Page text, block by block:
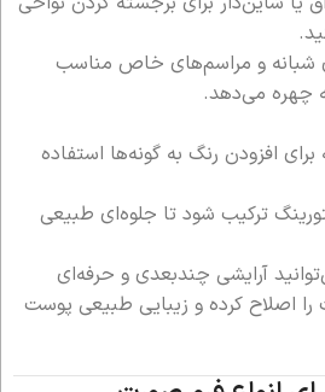
شبانه و مراسم‌های خاص مناسب
چهره می‌دهد.
برای افزودن رنگ به گونه‌ها استفاده
ترکیب شود تا جلوه‌ای طبیعی
آرایشی چندبعدی و حرفه‌ای
اصلاح کرده و زیبایی طبیعی پوست